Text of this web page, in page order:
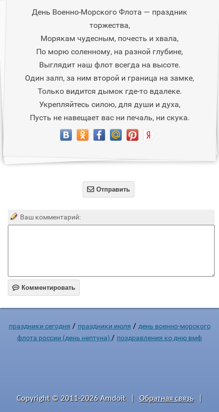
День Военно-Морского Флота — праздник
торжества,
Морякам чудесным, почесть и хвала,
По морю соленному, на разной глубине,
Выглядит наш флот всегда на высоте.
Один залп, за ним второй и граница на замке,
Только видится дымок где-то вдалеке.
Укрепляйтесь силою, для души и духа,
Пусть не навещает вас ни печаль, ни скука.
 Отправить
Ваш комментарий:
 Комментировать
праздники сегодня / праздники июля / день военно-морского
флота россии (день нептуна) / поздравления ко дню вмф
Copyright © 2011-2026 Amdoit Обратная связь